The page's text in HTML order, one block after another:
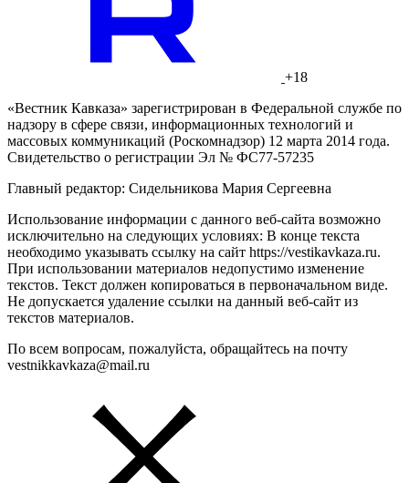
+18
«Вестник Кавказа» зарегистрирован в Федеральной службе по
надзору в сфере связи, информационных технологий и
массовых коммуникаций (Роскомнадзор) 12 марта 2014 года.
Свидетельство о регистрации Эл № ФС77-57235
Главный редактор: Сидельникова Мария Сергеевна
Использование информации с данного веб-сайта возможно
исключительно на следующих условиях: В конце текста
необходимо указывать ссылку на сайт https://vestikavkaza.ru.
При использовании материалов недопустимо изменение
текстов. Текст должен копироваться в первоначальном виде.
Не допускается удаление ссылки на данный веб-сайт из
текстов материалов.
По всем вопросам, пожалуйста, обращайтесь на почту
vestnikkavkaza@mail.ru